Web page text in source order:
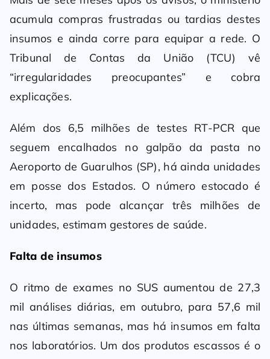
acumula compras frustradas ou tardias destes
insumos e ainda corre para equipar a rede. O
Tribunal de Contas da União (TCU) vê
“irregularidades preocupantes” e cobra
explicações.
Além dos 6,5 milhões de testes RT-PCR que
seguem encalhados no galpão da pasta no
Aeroporto de Guarulhos (SP), há ainda unidades
em posse dos Estados. O número estocado é
incerto, mas pode alcançar três milhões de
unidades, estimam gestores de saúde.
Falta de insumos
O ritmo de exames no SUS aumentou de 27,3
mil análises diárias, em outubro, para 57,6 mil
nas últimas semanas, mas há insumos em falta
nos laboratórios. Um dos produtos escassos é o